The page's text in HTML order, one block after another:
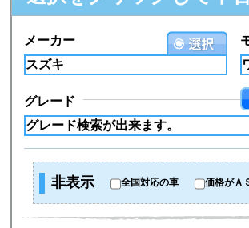
メーカー
グレード
非表示 全国対応の車 価格がＡ